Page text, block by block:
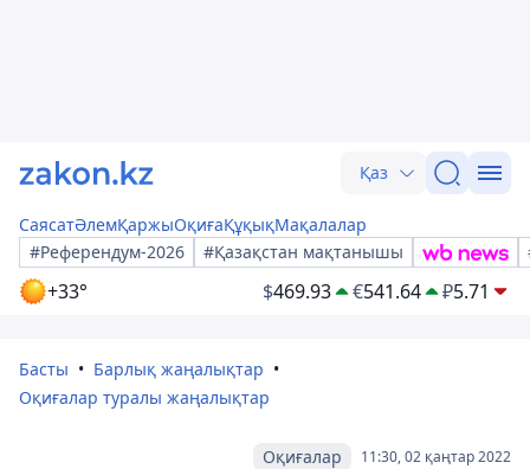
Қаз
СаясатӘлемҚаржыОқиғаҚұқықМақалалар
#Референдум-2026
#Қазақстан мақтанышы
+33° $469.93 €541.64 ₽5.71
Басты
Барлық жаңалықтар
Оқиғалар туралы жаңалықтар
11:30, 02 қаңтар 2022
Оқиғалар